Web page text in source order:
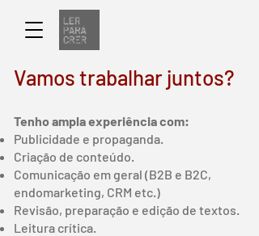
Vamos trabalhar juntos?
Tenho ampla experiência com:
Publicidade e propaganda.
Criação de conteúdo.
Comunicação em geral (B2B e B2C,
endomarketing, CRM etc.)
Revisão, preparação e edição de textos.
Leitura crítica.